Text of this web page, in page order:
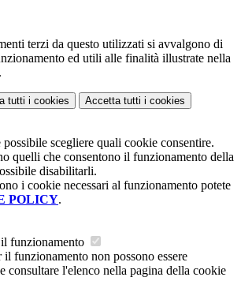
terzi da questo utilizzati si avvalgono di
ed utili alle finalità illustrate nella
.
tutti i cookies Accetta tutti i cookies
possibile scegliere quali cookie consentire.
quelli che consentono il funzionamento della
disabilitarli.
i cookie necessari al funzionamento potete
POLICY.
funzionamento
il funzionamento non possono essere
consultare l'elenco nella pagina della cookie